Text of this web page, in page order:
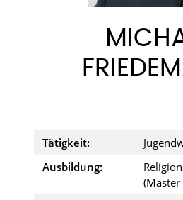
Tätigkeit:
Ausbildung: